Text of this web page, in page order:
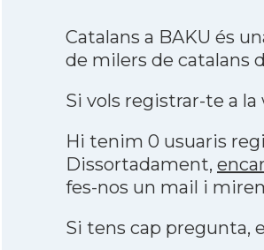
Catalans a BAKU és
de milers de catalans
Si vols registrar-te a la
Hi tenim 0 usuaris
Dissortadament,
fes-nos un mail i
Si tens cap pregunta,